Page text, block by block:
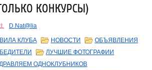
КОНКУРСЫ)
D.Nat@lia
КЛУБА НОВОСТИ
ОБЪЯВЛЕНИЯ
ЛУЧШИЕ ФОТОГРАФИИ
ОДНОКЛУБНИКОВ